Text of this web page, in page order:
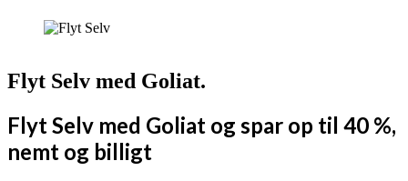
Flyt Selv med Goliat.
Flyt Selv med Goliat og spar op til 40 %,
nemt og billigt